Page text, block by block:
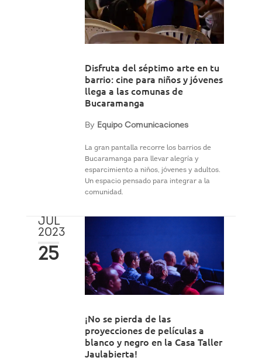
Disfruta del séptimo arte en tu
barrio: cine para niños y jóvenes
llega a las comunas de
Bucaramanga
By Equipo Comunicaciones
La gran pantalla recorre los barrios de
Bucaramanga para llevar alegría y
esparcimiento a niños, jóvenes y adultos.
Un espacio pensado para integrar a la
comunidad.
JUL
2023
25
¡No se pierda de las
proyecciones de películas a
blanco y negro en la Casa Taller
Jaulabierta!